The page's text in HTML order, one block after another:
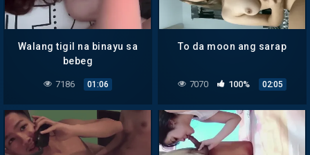
Walang tigil na binayu sa
bebeg
7186 01:06
To da moon ang sarap
7070 100% 02:05